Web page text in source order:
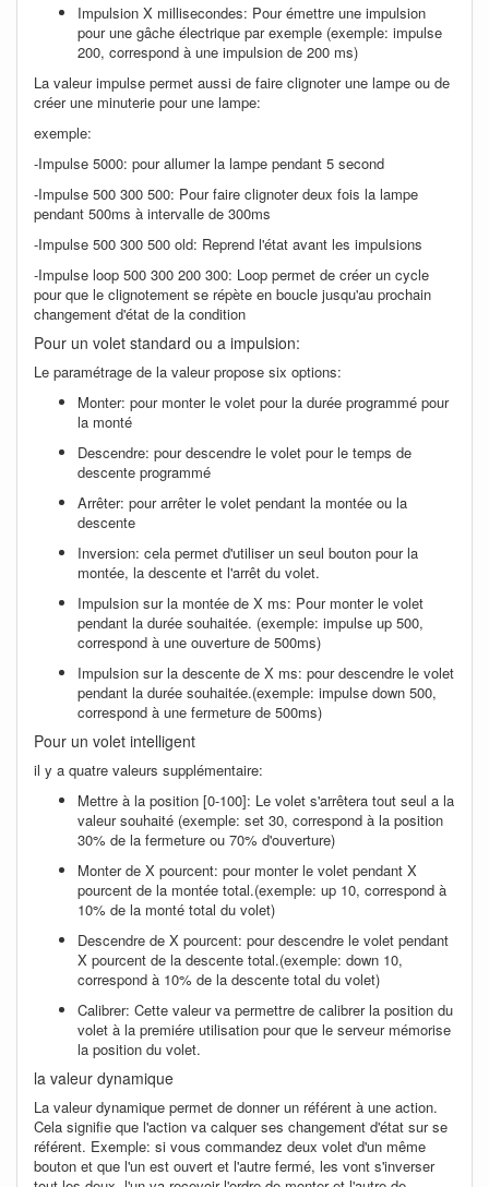
Impulsion X millisecondes: Pour émettre une impulsion
pour une gâche électrique par exemple (exemple: impulse
200, correspond à une impulsion de 200 ms)
La valeur impulse permet aussi de faire clignoter une lampe ou de
créer une minuterie pour une lampe:
exemple:
-Impulse 5000: pour allumer la lampe pendant 5 second
-Impulse 500 300 500: Pour faire clignoter deux fois la lampe
pendant 500ms à intervalle de 300ms
-Impulse 500 300 500 old: Reprend l'état avant les impulsions
-Impulse loop 500 300 200 300: Loop permet de créer un cycle
pour que le clignotement se répète en boucle jusqu'au prochain
changement d'état de la condition
Pour un volet standard ou a impulsion:
Le paramétrage de la valeur propose six options:
Monter: pour monter le volet pour la durée programmé pour
la monté
Descendre: pour descendre le volet pour le temps de
descente programmé
Arrêter: pour arrêter le volet pendant la montée ou la
descente
Inversion: cela permet d'utiliser un seul bouton pour la
montée, la descente et l'arrêt du volet.
Impulsion sur la montée de X ms: Pour monter le volet
pendant la durée souhaitée. (exemple: impulse up 500,
correspond à une ouverture de 500ms)
Impulsion sur la descente de X ms: pour descendre le volet
pendant la durée souhaitée.(exemple: impulse down 500,
correspond à une fermeture de 500ms)
Pour un volet intelligent
il y a quatre valeurs supplémentaire:
Mettre à la position [0-100]: Le volet s'arrêtera tout seul a la
valeur souhaité (exemple: set 30, correspond à la position
30% de la fermeture ou 70% d'ouverture)
Monter de X pourcent: pour monter le volet pendant X
pourcent de la montée total.(exemple: up 10, correspond à
10% de la monté total du volet)
Descendre de X pourcent: pour descendre le volet pendant
X pourcent de la descente total.(exemple: down 10,
correspond à 10% de la descente total du volet)
Calibrer: Cette valeur va permettre de calibrer la position du
volet à la premiére utilisation pour que le serveur mémorise
la position du volet.
la valeur dynamique
La valeur dynamique permet de donner un référent à une action.
Cela signifie que l'action va calquer ses changement d'état sur se
référent. Exemple: si vous commandez deux volet d'un même
bouton et que l'un est ouvert et l'autre fermé, les vont s'inverser